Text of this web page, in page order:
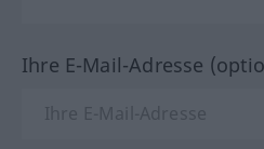
Ihre E-Mail-Adresse